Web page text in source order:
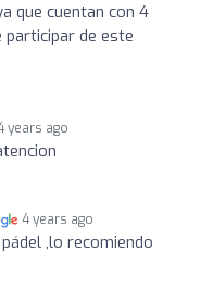
que cuentan con 4
participar de este
years ago
4 years ago
,lo recomiendo